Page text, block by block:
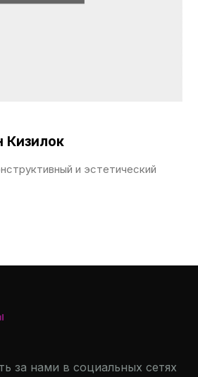
Кизилок
и эстетический
за нами в социальных сетях